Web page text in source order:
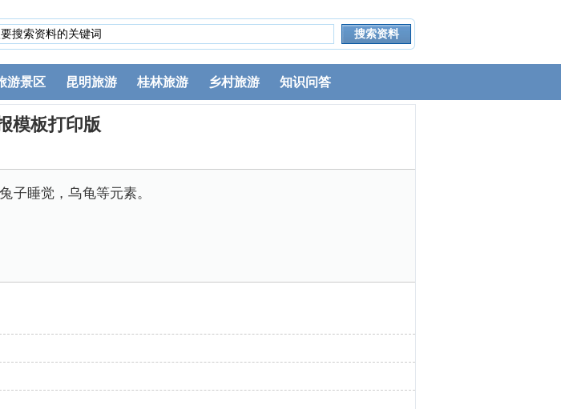
游景区 昆明旅游 桂林旅游 乡村旅游 知识问答
模板打印版
子睡觉，乌龟等元素。